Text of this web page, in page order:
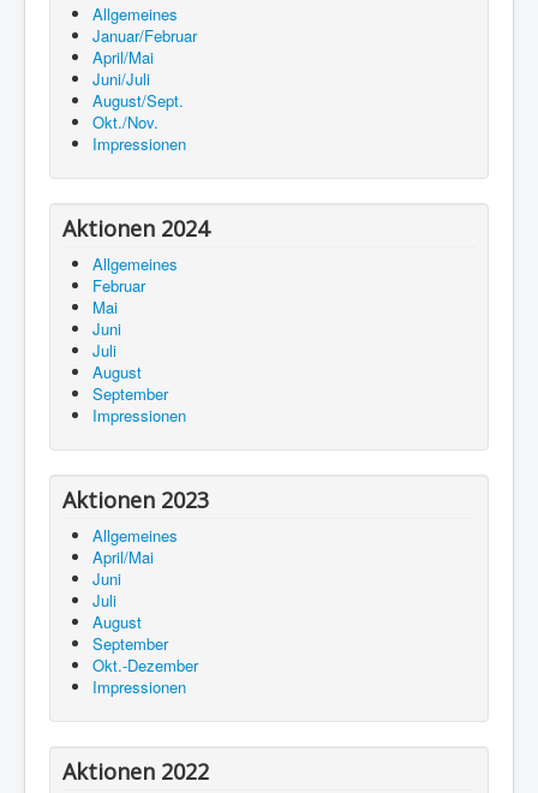
Allgemeines
Januar/Februar
April/Mai
Juni/Juli
August/Sept.
Okt./Nov.
Impressionen
Aktionen 2024
Allgemeines
Februar
Mai
Juni
Juli
August
September
Impressionen
Aktionen 2023
Allgemeines
April/Mai
Juni
Juli
August
September
Okt.-Dezember
Impressionen
Aktionen 2022